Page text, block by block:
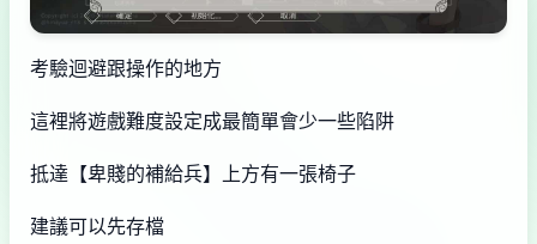
考驗迴避跟操作的地方
這裡將遊戲難度設定成最簡單會少一些陷阱
抵達【卑賤的補給兵】上方有一張椅子
建議可以先存檔